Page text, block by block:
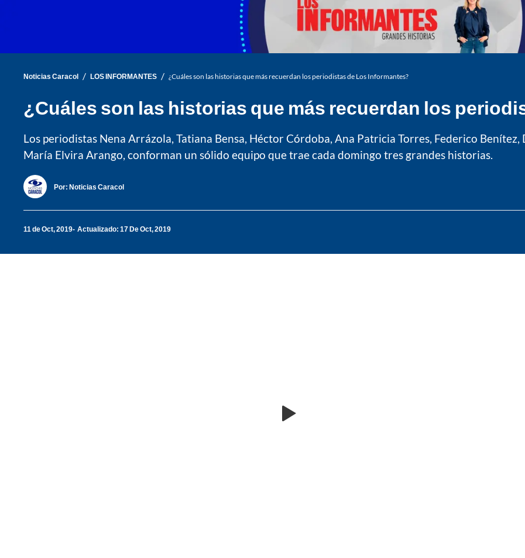
Noticias Caracol / LOS INFORMANTES / ¿Cuáles son las historias que más recuerdan los periodistas de Los Informantes?
¿Cuáles son las historias que más recuerdan los
Los periodistas Nena Arrázola, Tatiana Bensa, Héctor Córdoba, Ana Patricia Torres, Federico
María Elvira Arango, conforman un sólido equipo que trae cada domingo tres grandes historias.
Por: Noticias Caracol
11 de Oct, 2019 Actualizado: 17 De Oct, 2019